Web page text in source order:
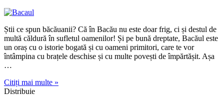
Știi ce spun băcăuanii? Că în Bacău nu este doar frig, ci și destul de
multă căldură în sufletul oamenilor! Și pe bună dreptate, Bacăul este
un oraș cu o istorie bogată și cu oameni primitori, care te vor
întâmpina cu brațele deschise și cu multe povești de împărtășit. Așa
…
Citiți mai multe »
Distribuie